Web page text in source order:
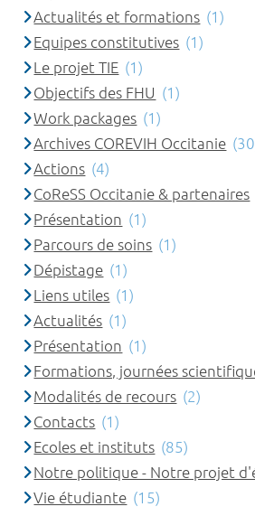
Actualités et formations (1)
Equipes constitutives (1)
Le projet TIE (1)
Objectifs des FHU (1)
Work packages (1)
Archives COREVIH Occitanie
Actions (4)
CoReSS Occitanie & partenaires
Présentation (1)
Parcours de soins (1)
Dépistage (1)
Liens utiles (1)
Actualités (1)
Présentation (1)
Formations, journées
Modalités de recours (2)
Contacts (1)
Ecoles et instituts (85)
Notre politique - Notre projet
Vie étudiante (15)